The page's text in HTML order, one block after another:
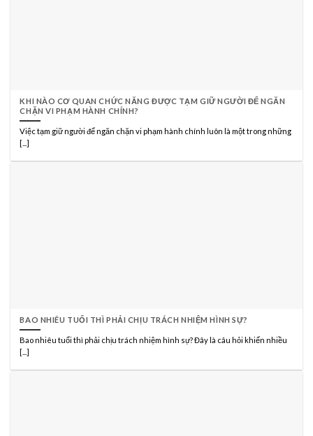
KHI NÀO CƠ QUAN CHỨC NĂNG ĐƯỢC TẠM GIỮ NGƯỜI ĐỂ NGĂN
CHẶN VI PHẠM HÀNH CHÍNH?
Việc tạm giữ người để ngăn chặn vi phạm hành chính luôn là một trong những
[...]
BAO NHIÊU TUỔI THÌ PHẢI CHỊU TRÁCH NHIỆM HÌNH SỰ?
Bao nhiêu tuổi thì phải chịu trách nhiệm hình sự? Đây là câu hỏi khiến nhiều
[...]